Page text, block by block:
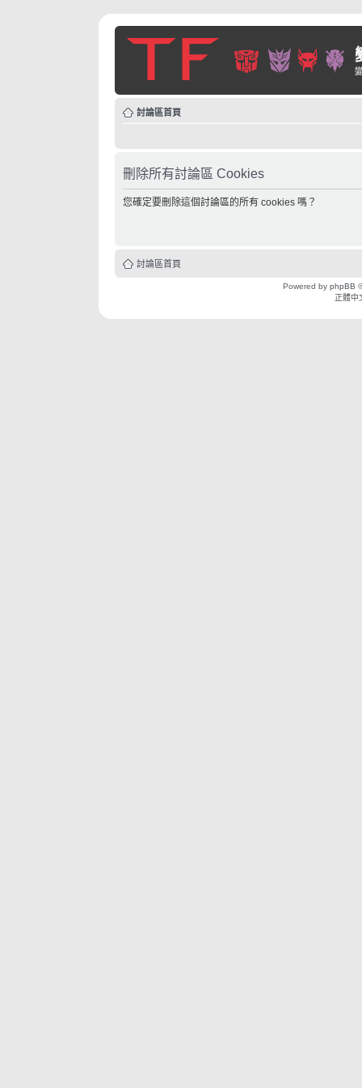
討論區首頁
刪除所有討論區 Cookies
您確定要刪除這個討論區的所有 cookies 嗎？
討論區首頁
Powered by phpBB
正體中